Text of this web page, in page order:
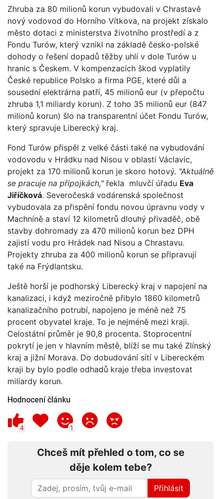
Zhruba za 80 milionů korun vybudovali v Chrastavě
nový vodovod do Horního Vítkova, na projekt získalo
město dotaci z ministerstva životního prostředí a z
Fondu Turów, který vznikl na základě česko-polské
dohody o řešení dopadů těžby uhlí v dole Turów u
hranic s Českem. V kompenzacích škod vyplatily
České republice Polsko a firma PGE, které důl a
sousední elektrárna patří, 45 milionů eur (v přepočtu
zhruba 1,1 miliardy korun). Z toho 35 milionů eur (847
milionů korun) šlo na transparentní účet Fondu Turów,
který spravuje Liberecký kraj.
Fond Turów přispěl z velké části také na vybudování
vodovodu v Hrádku nad Nisou v oblasti Václavic,
projekt za 170 milionů korun je skoro hotový. "Aktuálně
se pracuje na přípojkách," řekla mluvčí úřadu Eva
Jiříčková. Severočeská vodárenská společnost
vybudovala za přispění fondu novou úpravnu vody v
Machníně a staví 12 kilometrů dlouhý přivaděč, obě
stavby dohromady za 470 milionů korun bez DPH
zajistí vodu pro Hrádek nad Nisou a Chrastavu.
Projekty zhruba za 400 milionů korun se připravují
také na Frýdlantsku.
Ještě horší je podhorský Liberecký kraj v napojení na
kanalizaci, i když meziročně přibylo 1860 kilometrů
kanalizačního potrubí, napojeno je méně než 75
procent obyvatel kraje. To je nejméně mezi kraji.
Celostátní průměr je 90,8 procenta. Stoprocentní
pokrytí je jen v hlavním městě, blíží se mu také Zlínský
kraj a jižní Morava. Do dobudování sítí v Libereckém
kraji by bylo podle odhadů kraje třeba investovat
miliardy korun.
Hodnocení článku
4 1
Chceš mít přehled o tom, co se
děje kolem tebe?
Přihlásit